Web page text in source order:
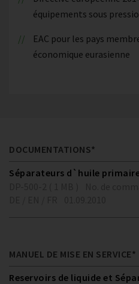
équipements sous
EAC pour les pays
économique eurasienne
DOCUMENTATIONS*
Séparateurs d`huile
MANUEL DE MISE EN SERVICE*
Reservoirs de liquide et